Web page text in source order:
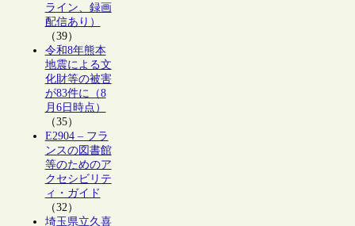
ライン、録画
配信あり）
（39）
令和8年熊本
地震による文
化財等の被害
が83件に（8
月6日時点）
（35）
E2904 – フラ
ンスの図書館
等のためのア
クセシビリテ
ィ・ガイド
（32）
埼玉県立久喜